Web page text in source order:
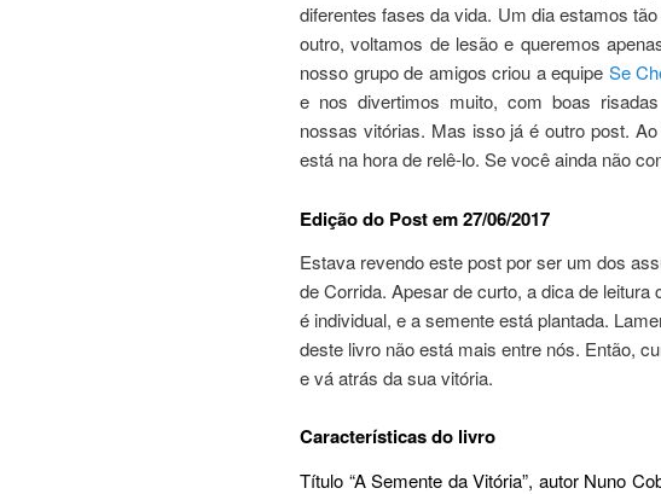
diferentes fases da vida. Um dia estamos
outro, voltamos de lesão e queremos
nosso grupo de amigos criou a equipe Se
e nos divertimos muito, com boas
nossas vitórias. Mas isso já é outro post.
está na hora de relê-lo. Se você ainda não
Edição do Post em 27/06/2017
Estava revendo este post por ser um dos
de Corrida. Apesar de curto, a dica de
é individual, e a semente está plantada.
deste livro não está mais entre nós. Então,
e vá atrás da sua vitória.
Características do livro
Tí­tulo “A Semente da Vitória”, autor Nuno